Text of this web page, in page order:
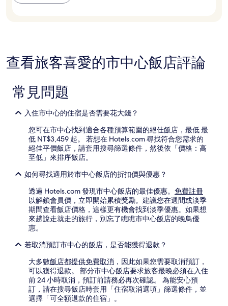
所
搜
格。
盧？
查看旅客喜愛的市中心飯店評論
常見問題
入住市中心的住宿是否需要花大錢？
您可在市中心找到適合各種預算範圍的絕佳飯店，最低 最
低 NT$3,459 起。 若想在 Hotels.com 尋找符合您需求的
絕佳平價飯店，請套用搜尋篩選條件，然後依「價格：高
至低」來排序飯店。
如何尋找適用於市中心飯店的折扣價與優惠？
透過 Hotels.com 發現市中心飯店的最佳優惠。 免費註冊
以解鎖會員價，立即開始累積獎勵。建議您在週間或淡季
期間查看飯店價格，這樣更有機會找到淡季優惠。如果想
來趟說走就走的旅行，別忘了瞧瞧市中心飯店的晚鳥優
惠。
若取消預訂市中心的飯店，是否能獲得退款？
大多數飯店都提供免費取消 ，因此如果您需要取消預訂，
可以獲得退款。 部分市中心飯店要求旅客最晚必須在入住
前 24 小時取消，預訂前請務必再次確認。 為能安心預
訂，請在搜尋飯店時套用「住宿取消選項」篩選條件，並
選擇「可全額退款的住宿」。